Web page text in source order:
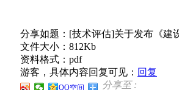
分享如题：[技术评估]关于发布《建
文件大小：812Kb
资料格式：pdf
游客，具体内容回复可见： 回复
分享至 :
QQ空间